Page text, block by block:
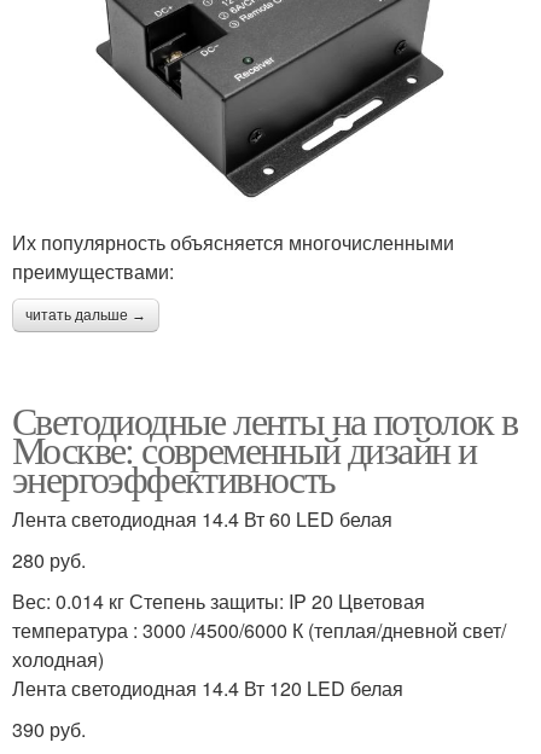
Их популярность объясняется многочисленными
преимуществами:
читать дальше →
Светодиодные ленты на потолок в
Москве: современный дизайн и
энергоэффективность
Лента светодиодная 14.4 Вт 60 LED белая
280 руб.
Вес: 0.014 кг Степень защиты: IP 20 Цветовая
температура : 3000 /4500/6000 К (теплая/дневной свет/
холодная)
Лента светодиодная 14.4 Вт 120 LED белая
390 руб.